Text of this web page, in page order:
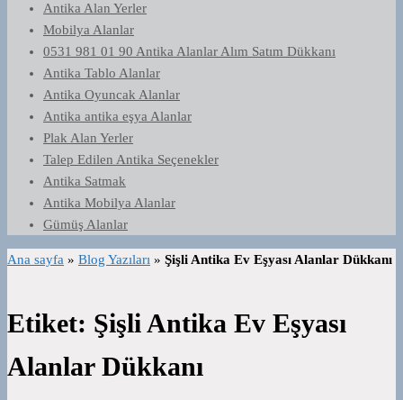
Antika Alan Yerler
Mobilya Alanlar
0531 981 01 90 Antika Alanlar Alım Satım Dükkanı
Antika Tablo Alanlar
Antika Oyuncak Alanlar
Antika antika eşya Alanlar
Plak Alan Yerler
Talep Edilen Antika Seçenekler
Antika Satmak
Antika Mobilya Alanlar
Gümüş Alanlar
Ana sayfa » Blog Yazıları » Şişli Antika Ev Eşyası Alanlar Dükkanı
Etiket: Şişli Antika Ev Eşyası
Alanlar Dükkanı